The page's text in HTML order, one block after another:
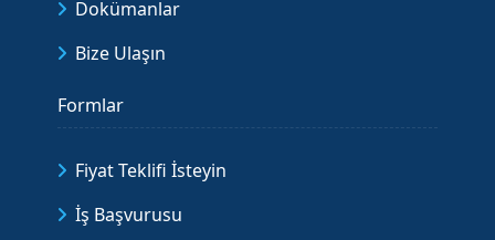
Dokümanlar
Bize Ulaşın
Formlar
Fiyat Teklifi İsteyin
İş Başvurusu